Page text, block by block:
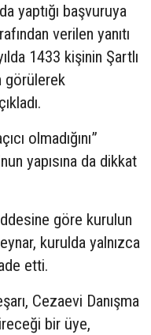
yaptığı başvuruya
verilen yanıtı
1433 kişinin Şartlı
görülerek
olmadığını”
yapısına da dikkat
göre kurulun
kurulda yalnızca
etti.
Cezaevi Danışma
bir üye,